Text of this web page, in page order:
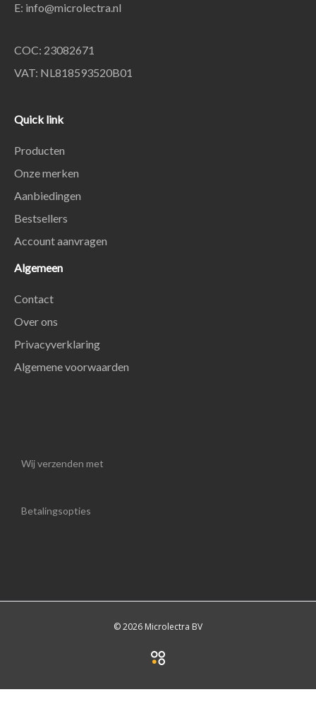
E: info@microlectra.nl
COC: 23082671
VAT: NL818593520B01
Quick link
Producten
Onze merken
Aanbiedingen
Bestsellers
Account aanvragen
Algemeen
Contact
Over ons
Privacyverklaring
Algemene voorwaarden
Wij verzenden met
Betalingsopties
© 2026 Microlectra BV